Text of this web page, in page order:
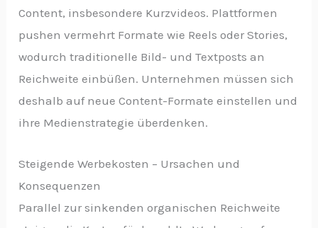
Content, insbesondere Kurzvideos. Plattformen
pushen vermehrt Formate wie Reels oder Stories,
wodurch traditionelle Bild- und Textposts an
Reichweite einbüßen. Unternehmen müssen sich
deshalb auf neue Content-Formate einstellen und
ihre Medienstrategie überdenken.
Steigende Werbekosten – Ursachen und
Konsequenzen
Parallel zur sinkenden organischen Reichweite